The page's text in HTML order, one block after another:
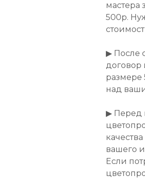
мастера
500р.
▶ После
договор
размере
над
▶ Перед
вашего
Если